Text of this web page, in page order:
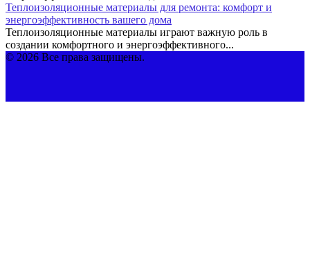
Теплоизоляционные материалы для ремонта: комфорт и
энергоэффективность вашего дома
Теплоизоляционные материалы играют важную роль в
создании комфортного и энергоэффективного...
© 2026 Все права защищены.